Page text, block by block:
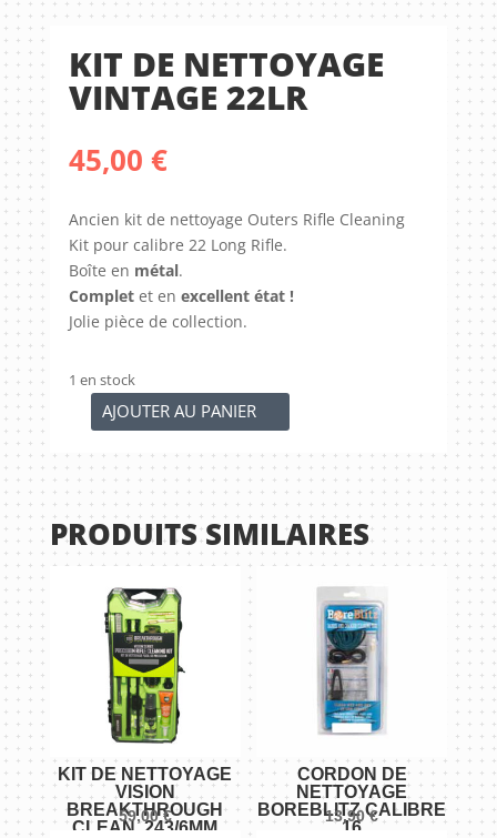
KIT DE NETTOYAGE
VINTAGE 22LR
45,00 €
Ancien kit de nettoyage Outers Rifle Cleaning
Kit pour calibre 22 Long Rifle.
Boîte en métal.
Completet en excellent état !
Jolie pièce de collection.
1 en stock
quantité
de
Kit
de
nettoyage
vintage
AJOUTER AU PANIER
PRODUITS SIMILAIRES
KIT DE NETTOYAGE
VISION
BREAKTHROUGH
CLEAN .243/6MM
59,00€
CORDON DE
NETTOYAGE
BOREBLITZ CALIBRE
16
13,90€